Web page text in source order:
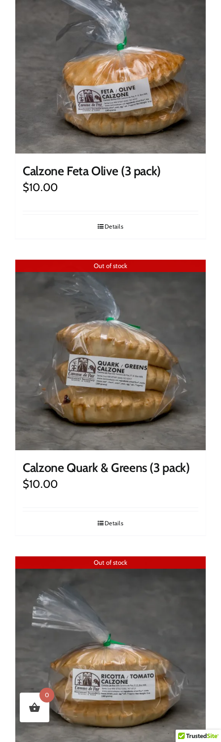
Calzone Feta Olive (3 pack)
$10.00
Details
Out of stock
Calzone Quark & Greens (3 pack)
$10.00
Details
Out of stock
0